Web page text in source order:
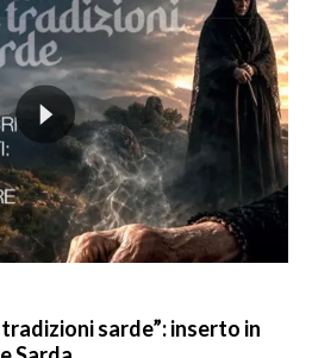
sarde”: inserto in